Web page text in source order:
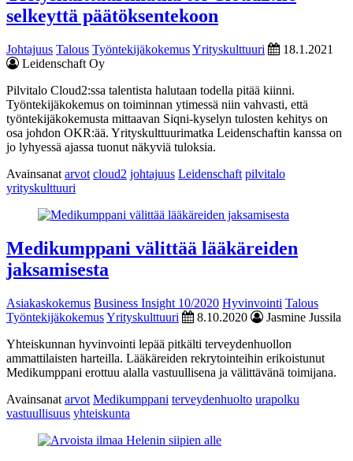
selkeyttä päätöksentekoon
Johtajuus Talous TyöntekijäkokemusYrityskulttuuri
18.1.2021
Leidenschaft Oy
Pilvitalo Cloud2:ssa talentista halutaan todella pitää kiinni.
Työntekijäkokemus on toiminnan ytimessä niin vahvasti, että
työntekijäkokemusta mittaavan Siqni-kyselyn tulosten kehitys on
osa johdon OKR:ää. Yrityskulttuurimatka Leidenschaftin kanssa on
jo lyhyessä ajassa tuonut näkyviä tuloksia.
Avainsanat arvot cloud2 johtajuus Leidenschaft pilvitalo
yrityskulttuuri
Medikumppani välittää lääkäreiden
jaksamisesta
Asiakaskokemus Business Insight 10/2020 Hyvinvointi Talous
TyöntekijäkokemusYrityskulttuuri 8.10.2020
Jasmine Jussila
Yhteiskunnan hyvinvointi lepää pitkälti terveydenhuollon
ammattilaisten harteilla. Lääkäreiden rekrytointeihin erikoistunut
Medikumppani erottuu alalla vastuullisena ja välittävänä toimijana.
Avainsanat arvot Medikumppani terveydenhuolto urapolku
vastuullisuus yhteiskunta